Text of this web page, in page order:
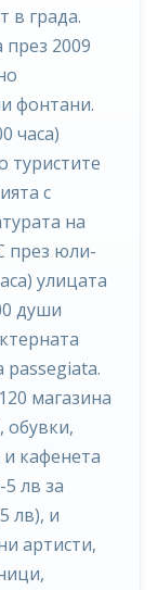
в града.
2009
фонтани.
часа)
туристите
с
на
през юли-
улицата
души
passegiata.
магазина
обувки,
кафенета
лв за
лв), и
артисти,